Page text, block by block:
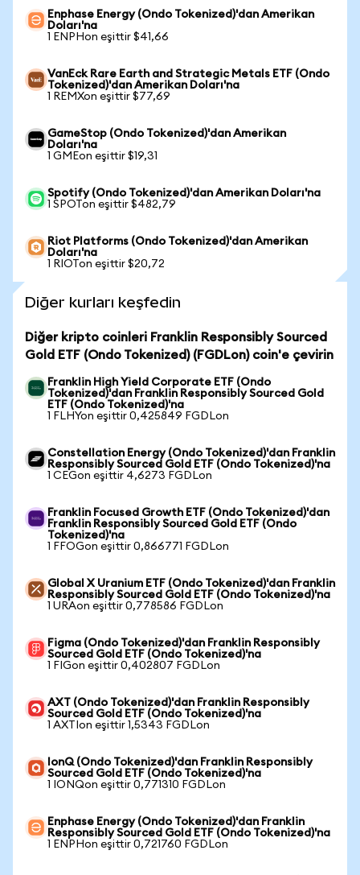
Enphase Energy (Ondo Tokenized)'dan Amerikan
Doları'na
1 ENPHon eşittir $41,66
VanEck Rare Earth and Strategic Metals ETF (Ondo
Tokenized)'dan Amerikan Doları'na
1 REMXon eşittir $77,69
GameStop (Ondo Tokenized)'dan Amerikan
Doları'na
1 GMEon eşittir $19,31
Spotify (Ondo Tokenized)'dan Amerikan Doları'na
1 SPOTon eşittir $482,79
Riot Platforms (Ondo Tokenized)'dan Amerikan
Doları'na
1 RIOTon eşittir $20,72
Diğer kurları keşfedin
Diğer kripto coinleri Franklin Responsibly Sourced
Gold ETF (Ondo Tokenized) (FGDLon) coin'e çevirin
Franklin High Yield Corporate ETF (Ondo
Tokenized)'dan Franklin Responsibly Sourced Gold
ETF (Ondo Tokenized)'na
1 FLHYon eşittir 0,425849 FGDLon
Constellation Energy (Ondo Tokenized)'dan Franklin
Responsibly Sourced Gold ETF (Ondo Tokenized)'na
1 CEGon eşittir 4,6273 FGDLon
Franklin Focused Growth ETF (Ondo Tokenized)'dan
Franklin Responsibly Sourced Gold ETF (Ondo
Tokenized)'na
1 FFOGon eşittir 0,866771 FGDLon
Global X Uranium ETF (Ondo Tokenized)'dan Franklin
Responsibly Sourced Gold ETF (Ondo Tokenized)'na
1 URAon eşittir 0,778586 FGDLon
Figma (Ondo Tokenized)'dan Franklin Responsibly
Sourced Gold ETF (Ondo Tokenized)'na
1 FIGon eşittir 0,402807 FGDLon
AXT (Ondo Tokenized)'dan Franklin Responsibly
Sourced Gold ETF (Ondo Tokenized)'na
1 AXTIon eşittir 1,5343 FGDLon
IonQ (Ondo Tokenized)'dan Franklin Responsibly
Sourced Gold ETF (Ondo Tokenized)'na
1 IONQon eşittir 0,771310 FGDLon
Enphase Energy (Ondo Tokenized)'dan Franklin
Responsibly Sourced Gold ETF (Ondo Tokenized)'na
1 ENPHon eşittir 0,721760 FGDLon